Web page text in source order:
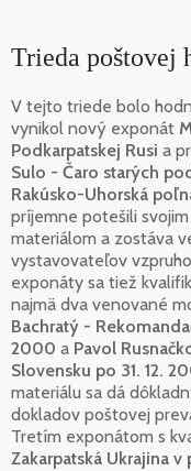
Trieda poštovej
V tejto triede bolo
vynikol nový exponát
Podkarpatskej Rusi a
Sulo - Čaro starých
Rakúsko-Uhorská
príjemne potešili
materiálom a zostáva
vystavovateľov
exponáty sa tiež
najmä dva venované
Bachratý -
2000 a Pavol
Slovensku po 31. 12.
materiálu sa dá
dokladov poštovej
Tretím exponátom s
Zakarpatská Ukrajina